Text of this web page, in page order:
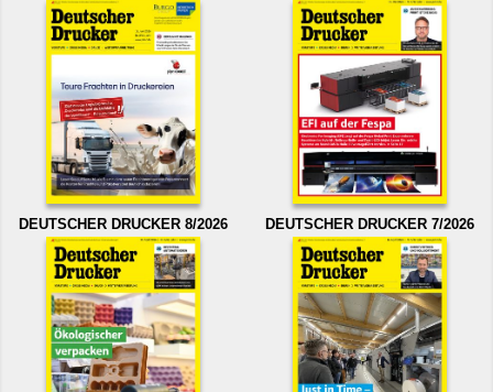
DEUTSCHER DRUCKER 8/2026 DEUTSCHER DRUCKER 7/2026